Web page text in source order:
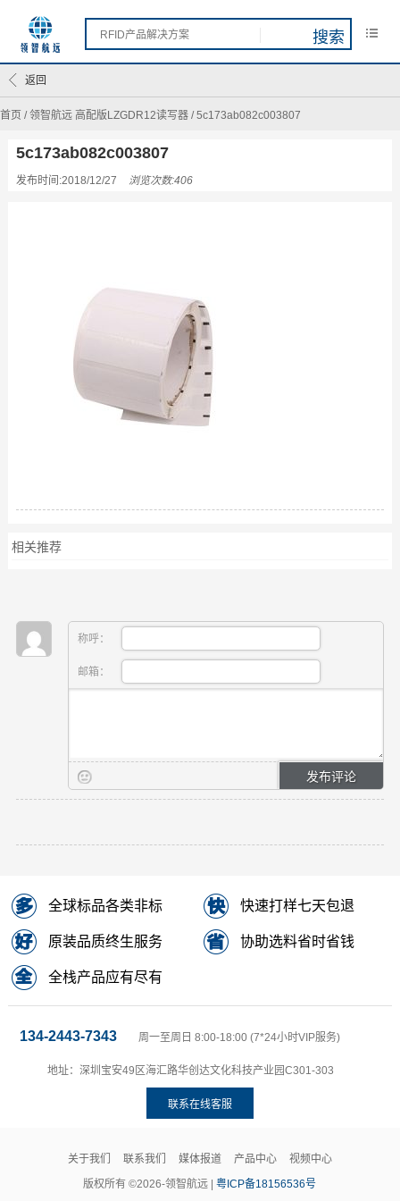
首页 /领智航远 高配版LZGDR12读写器 /5c173ab082c003807
返回
5c173ab082c003807
发布时间:2018/12/27 浏览次数:406
相关推荐
称呼：
邮箱：
全球标品各类非标 快速打样七天包退
原装品质终生服务 协助选料省时省钱
全栈产品应有尽有
134-2443-7343 周一至周日 8:00-18:00 (7*24小时VIP服务)
地址：深圳宝安49区海汇路华创达文化科技产业园C301-303
联系在线客服
关于我们 联系我们 媒体报道 产品中心
视频中心
版权所有 ©2026-领智航远 |粤ICP备18156536号